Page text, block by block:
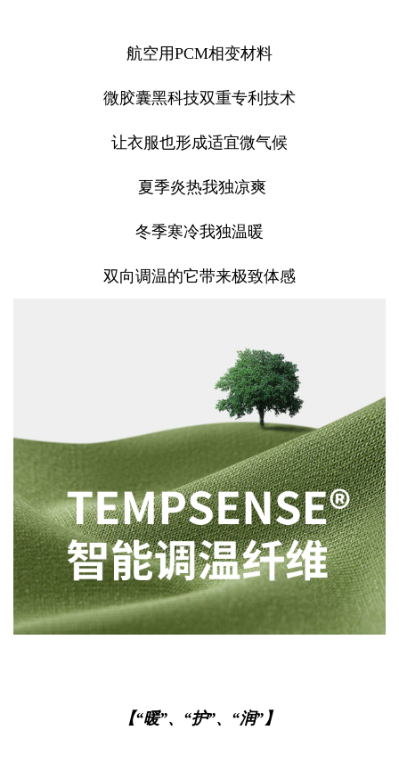
航空用PCM相变材料
微胶囊黑科技双重专利技术
让衣服也形成适宜微气候
夏季炎热我独凉爽
冬季寒冷我独温暖
双向调温的它带来极致体感
【“暖”、“护”、“润”】